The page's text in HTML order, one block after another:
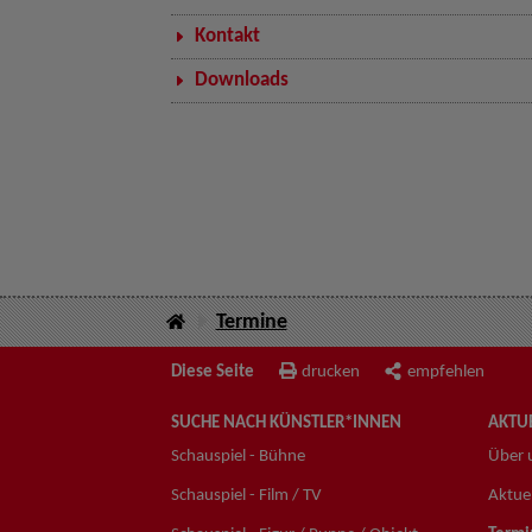
Kontakt
Downloads
Termine
Diese Seite drucken empfehlen
SUCHE NACH KÜNSTLER*INNEN
Schauspiel - Bühne
Schauspiel - Film / TV
Über